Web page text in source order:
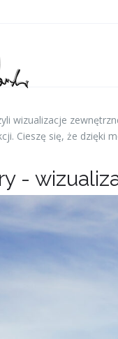
wizualizacje
Cieszę się, że dzięki
-